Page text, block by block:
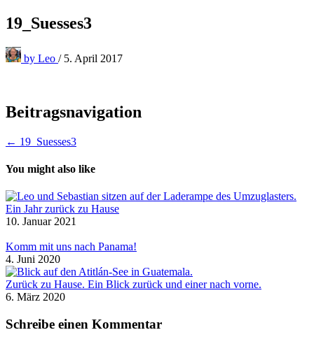
19_Suesses3
by Leo / 5. April 2017
Beitragsnavigation
← 19_Suesses3
You might also like
Ein Jahr zurück zu Hause
10. Januar 2021
Komm mit uns nach Panama!
4. Juni 2020
Zurück zu Hause. Ein Blick zurück und einer nach vorne.
6. März 2020
Schreibe einen Kommentar